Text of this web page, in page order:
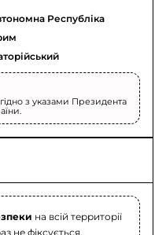
Республіка
з указами Президента
на всій территорії
не фіксується.